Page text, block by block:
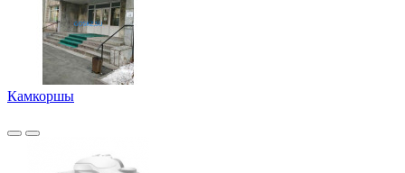
Камкоршы